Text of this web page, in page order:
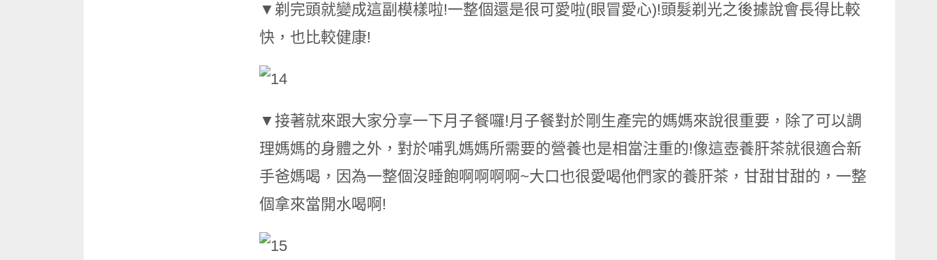
▼剃完頭就變成這副模樣啦!一整個還是很可愛啦(眼冒愛心)!頭髮剃光之後據說會長得比較
快，也比較健康!
▼接著就來跟大家分享一下月子餐囉!月子餐對於剛生產完的媽媽來說很重要，除了可以調
理媽媽的身體之外，對於哺乳媽媽所需要的營養也是相當注重的!像這壺養肝茶就很適合新
手爸媽喝，因為一整個沒睡飽啊啊啊啊~大口也很愛喝他們家的養肝茶，甘甜甘甜的，一整
個拿來當開水喝啊!